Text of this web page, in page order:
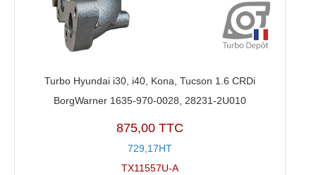
Turbo Hyundai i30, i40, Kona, Tucson 1.6 CRDi
BorgWarner 1635-970-0028, 28231-2U010
875,00 TTC
729,17HT
TX11557U-A